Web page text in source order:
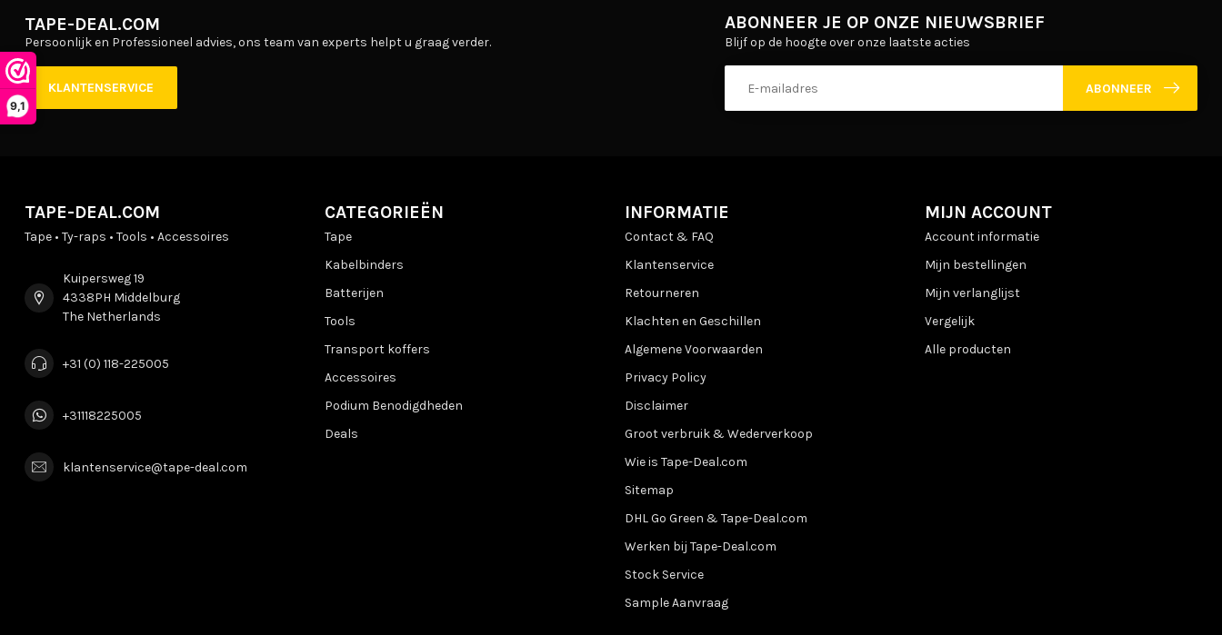
9,1
TAPE-DEAL.COM
Persoonlijk en Professioneel advies, ons team van experts helpt u graag verder.
KLANTENSERVICE
ABONNEER JE OP ONZE NIEUWSBRIEF
Blijf op de hoogte over onze laatste acties
ABONNEER
TAPE-DEAL.COM
Tape • Ty-raps • Tools • Accessoires
Kuipersweg 19
4338PH Middelburg
The Netherlands
+31 (0) 118-225005
+31118225005
klantenservice@tape-deal.com
CATEGORIEËN
Tape
Kabelbinders
Batterijen
Tools
Transport koffers
Accessoires
Podium Benodigdheden
Deals
INFORMATIE
Contact & FAQ
Klantenservice
Retourneren
Klachten en Geschillen
Algemene Voorwaarden
Privacy Policy
Disclaimer
Groot verbruik & Wederverkoop
Wie is Tape-Deal.com
Sitemap
DHL Go Green & Tape-Deal.com
Werken bij Tape-Deal.com
Stock Service
Sample Aanvraag
MIJN ACCOUNT
Account informatie
Mijn bestellingen
Mijn verlanglijst
Vergelijk
Alle producten